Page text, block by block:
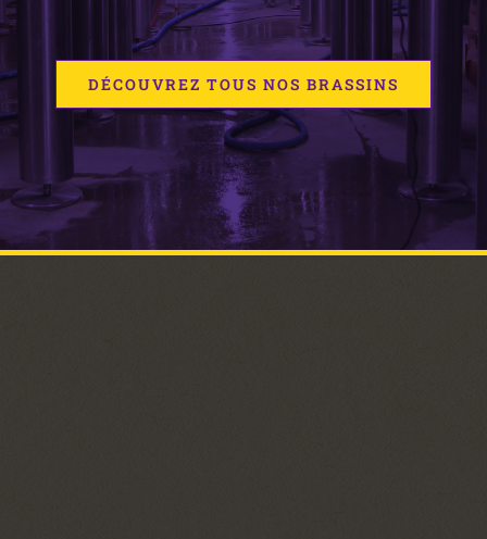
DÉCOUVREZ TOUS NOS BRASSINS